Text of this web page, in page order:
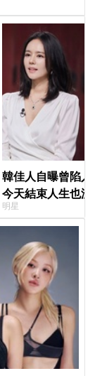
韓佳人自曝曾陷
今天結束人生也
YouTube重拾生
明星